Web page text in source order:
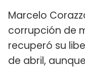
Marcelo
corrupción de
recuperó su
de abril,